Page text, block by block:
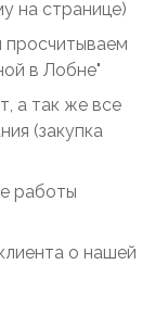
на странице)
в Лобне"
а так же все
(закупка
работы
о нашей